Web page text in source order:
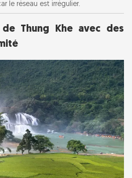
le réseau est irrégulier.
Thung Khe avec des